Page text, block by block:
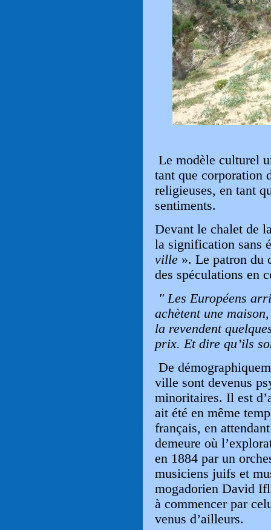
Le modèle culturel
tant que corporation
religieuses, en tant
sentiments.
Devant le chalet de
la signification sans
ville ». Le patron du
des spéculations en
" Les Européens
achètent une
la revendent
prix. Et dire qu’ils
De
ville sont devenus
minoritaires. Il est
ait été en même
français, en
demeure où
en 1884 par un
musiciens juifs et
mogadorien David
à commencer par
venus d’ailleurs.